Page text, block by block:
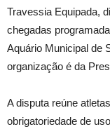
Travessia Equipada,
chegadas
Aquário Municipal de
organização é da
A disputa reúne
obrigatoriedade de